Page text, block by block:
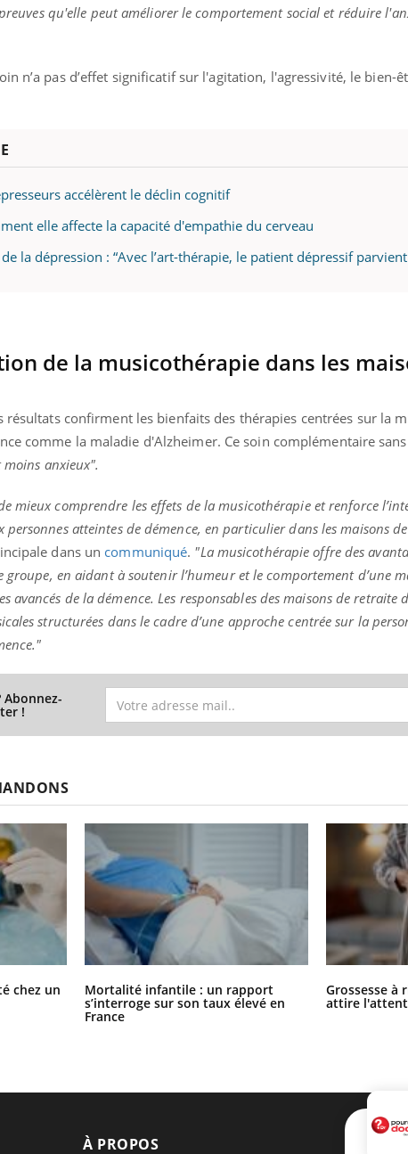
qu'elle peut améliorer le comportement social et réduire
n’a pas d’effet significatif sur l'agitation, l'agressivité, le bien-
accélèrent le déclin cognitif
elle affecte la capacité d'empathie du cerveau
la dépression : “Avec l’art-thérapie, le patient dépressif
de la musicothérapie dans les
résultats confirment les bienfaits des thérapies centrées sur la
comme la maladie d'Alzheimer. Ce soin complémentaire
anxieux".
mieux comprendre les effets de la musicothérapie et renforce
personnes atteintes de démence, en particulier dans les maisons
dans un communiqué. "La musicothérapie offre des
groupe, en aidant à soutenir l’humeur et le comportement d’une
avancés de la démence. Les responsables des maisons de retraite
structurées dans le cadre d’une approche centrée sur la
Abonnez-
!
chez un Mortalité infantile : un rapport
s’interroge sur son taux élevé en
France
Grossesse à
attire
À PROPOS